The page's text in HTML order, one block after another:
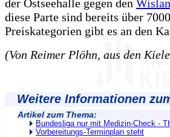
der Ostseehalle gegen den
diese Parte sind bereits über
Preiskategorien gibt es an den
(Von Reimer Plöhn, aus den
Weitere Informationen
Artikel zum Thema:
Bundesliga nur mit Medizin-Check -
Vorbereitungs-Terminplan steht